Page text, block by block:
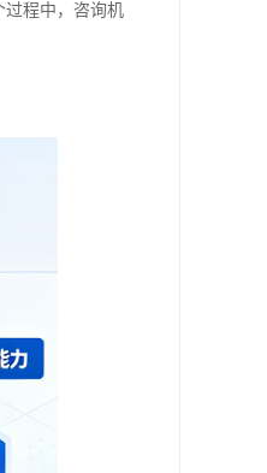
过程中，咨询机